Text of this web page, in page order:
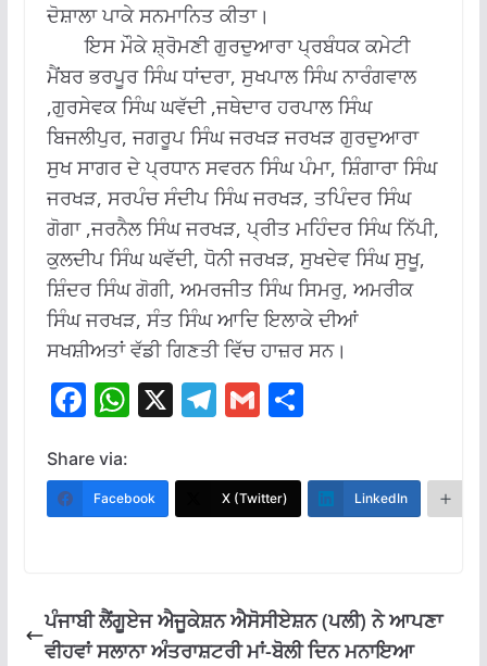
ਦੋਸ਼ਾਲਾ ਪਾਕੇ ਸਨਮਾਨਿਤ ਕੀਤਾ।
ਇਸ ਮੌਕੇ ਸ਼੍ਰੋਮਣੀ ਗੁਰਦੁਆਰਾ ਪ੍ਰਬੰਧਕ ਕਮੇਟੀ
ਮੈਂਬਰ ਭਰਪੂਰ ਸਿੰਘ ਧਾਂਦਰਾ, ਸੁਖਪਾਲ ਸਿੰਘ ਨਾਰੰਗਵਾਲ
,ਗੁਰਸੇਵਕ ਸਿੰਘ ਘਵੱਦੀ ,ਜਥੇਦਾਰ ਹਰਪਾਲ ਸਿੰਘ
ਬਿਜਲੀਪੁਰ, ਜਗਰੂਪ ਸਿੰਘ ਜਰਖੜ ਜਰਖੜ ਗੁਰਦੁਆਰਾ
ਸੁਖ ਸਾਗਰ ਦੇ ਪ੍ਰਧਾਨ ਸਵਰਨ ਸਿੰਘ ਪੰਮਾ, ਸ਼ਿੰਗਾਰਾ ਸਿੰਘ
ਜਰਖੜ, ਸਰਪੰਚ ਸੰਦੀਪ ਸਿੰਘ ਜਰਖੜ, ਤਪਿੰਦਰ ਸਿੰਘ
ਗੋਗਾ ,ਜਰਨੈਲ ਸਿੰਘ ਜਰਖੜ, ਪ੍ਰੀਤ ਮਹਿੰਦਰ ਸਿੰਘ ਨਿੱਪੀ,
ਕੁਲਦੀਪ ਸਿੰਘ ਘਵੱਦੀ, ਧੋਨੀ ਜਰਖੜ, ਸੁਖਦੇਵ ਸਿੰਘ ਸੁਖੂ,
ਸ਼ਿੰਦਰ ਸਿੰਘ ਗੋਗੀ, ਅਮਰਜੀਤ ਸਿੰਘ ਸਿਮਰੁ, ਅਮਰੀਕ
ਸਿੰਘ ਜਰਖੜ, ਸੰਤ ਸਿੰਘ ਆਦਿ ਇਲਾਕੇ ਦੀਆਂ
ਸਖਸ਼ੀਅਤਾਂ ਵੱਡੀ ਗਿਣਤੀ ਵਿੱਚ ਹਾਜ਼ਰ ਸਨ।
F
e
b
k
W
at
s
p
X T
e
gr
G
ai
l
S
ar
e
Share via:
Facebook X (Twitter) LinkedIn
ਪੰਜਾਬੀ ਲੈਂਗੂਏਜ ਐਜੂਕੇਸ਼ਨ ਐਸੋਸੀਏਸ਼ਨ (ਪਲੀ) ਨੇ ਆਪਣਾ
ਵੀਹਵਾਂ ਸਲਾਨਾ ਅੰਤਰਾਸ਼ਟਰੀ ਮਾਂ-ਬੋਲੀ ਦਿਨ ਮਨਾਇਆ